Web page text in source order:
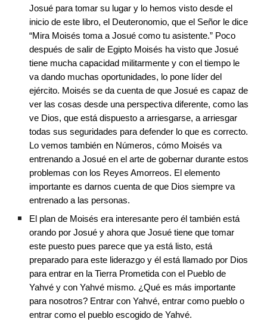
Josué para tomar su lugar y lo hemos visto desde el
inicio de este libro, el Deuteronomio, que el Señor le dice
“Mira Moisés toma a Josué como tu asistente.” Poco
después de salir de Egipto Moisés ha visto que Josué
tiene mucha capacidad militarmente y con el tiempo le
va dando muchas oportunidades, lo pone líder del
ejército. Moisés se da cuenta de que Josué es capaz de
ver las cosas desde una perspectiva diferente, como las
ve Dios, que está dispuesto a arriesgarse, a arriesgar
todas sus seguridades para defender lo que es correcto.
Lo vemos también en Números, cómo Moisés va
entrenando a Josué en el arte de gobernar durante estos
problemas con los Reyes Amorreos. El elemento
importante es darnos cuenta de que Dios siempre va
entrenado a las personas.
El plan de Moisés era interesante pero él también está
orando por Josué y ahora que Josué tiene que tomar
este puesto pues parece que ya está listo, está
preparado para este liderazgo y él está llamado por Dios
para entrar en la Tierra Prometida con el Pueblo de
Yahvé y con Yahvé mismo. ¿Qué es más importante
para nosotros? Entrar con Yahvé, entrar como pueblo o
entrar como el pueblo escogido de Yahvé.